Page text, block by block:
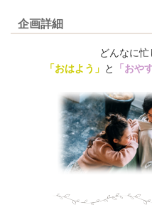
企画詳細
どんなに忙
「おはよう」 と 「おや